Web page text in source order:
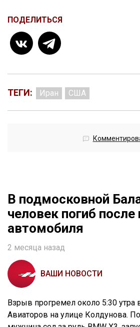
ПОДЕЛИТЬСЯ
ТЕГИ: Иран США
В подмосковной
человек погиб
автомобиля
2 месяца назад
ВАШИ НОВОСТИ
Взрыв прогремел около 5:30 утра
Авиаторов на улице Колдунова.